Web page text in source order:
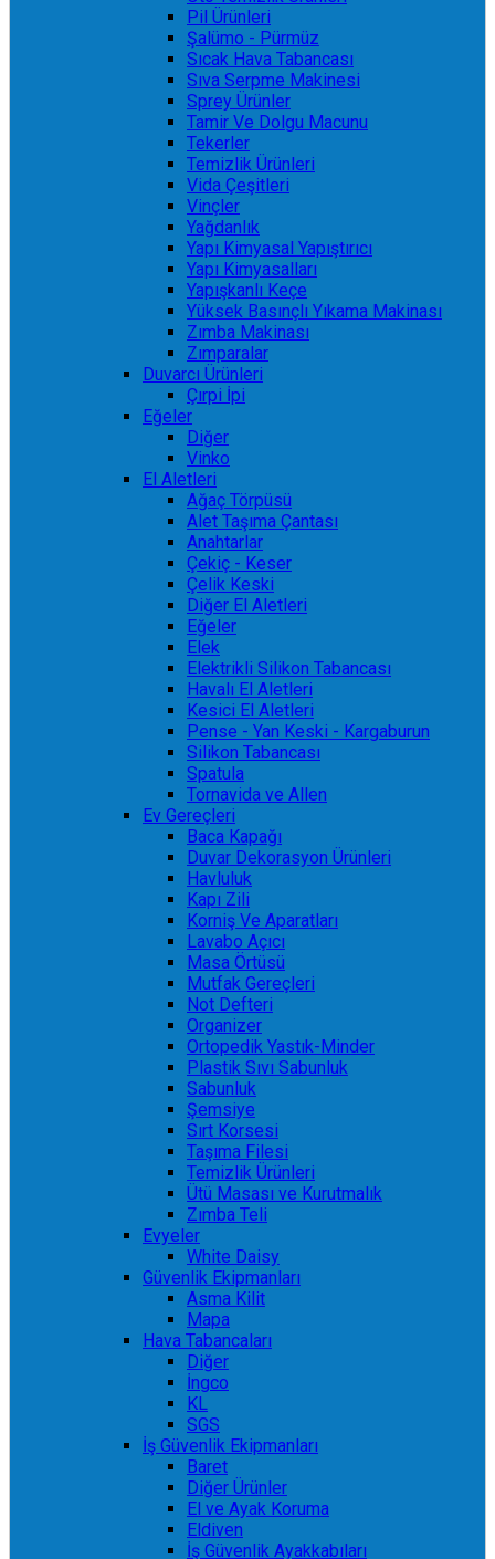
Pil Ürünleri
Şalümo - Pürmüz
Sıcak Hava Tabancası
Sıva Serpme Makinesi
Sprey Ürünler
Tamir Ve Dolgu Macunu
Tekerler
Temizlik Ürünleri
Vida Çeşitleri
Vinçler
Yağdanlık
Yapı Kimyasal Yapıştırıcı
Yapı Kimyasalları
Yapışkanlı Keçe
Yüksek Basınçlı Yıkama Makinası
Zımba Makinası
Zımparalar
Duvarcı Ürünleri
Çırpi İpi
Eğeler
Diğer
Vinko
El Aletleri
Ağaç Törpüsü
Alet Taşıma Çantası
Anahtarlar
Çekiç - Keser
Çelik Keski
Diğer El Aletleri
Eğeler
Elek
Elektrikli Silikon Tabancası
Havalı El Aletleri
Kesici El Aletleri
Pense - Yan Keski - Kargaburun
Silikon Tabancası
Spatula
Tornavida ve Allen
Ev Gereçleri
Baca Kapağı
Duvar Dekorasyon Ürünleri
Havluluk
Kapı Zili
Korniş Ve Aparatları
Lavabo Açıcı
Masa Örtüsü
Mutfak Gereçleri
Not Defteri
Organizer
Ortopedik Yastık-Minder
Plastik Sıvı Sabunluk
Sabunluk
Şemsiye
Sırt Korsesi
Taşıma Filesi
Temizlik Ürünleri
Ütü Masası ve Kurutmalık
Zımba Teli
Evyeler
White Daisy
Güvenlik Ekipmanları
Asma Kilit
Mapa
Hava Tabancaları
Diğer
İngco
KL
SGS
İş Güvenlik Ekipmanları
Baret
Diğer Ürünler
El ve Ayak Koruma
Eldiven
İş Güvenlik Ayakkabıları